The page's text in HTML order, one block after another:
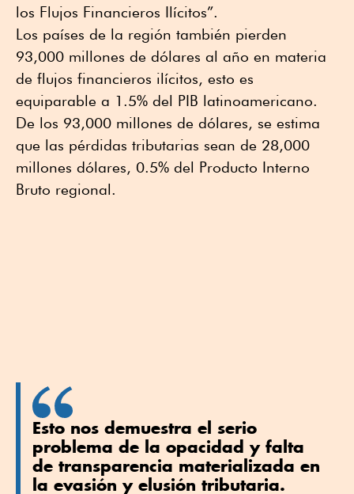
los Flujos Financieros Ilícitos”.
Los países de la región también pierden
93,000 millones de dólares al año en materia
de flujos financieros ilícitos, esto es
equiparable a 1.5% del PIB latinoamericano.
De los 93,000 millones de dólares, se estima
que las pérdidas tributarias sean de 28,000
millones dólares, 0.5% del Producto Interno
Bruto regional.
Esto nos demuestra el serio
problema de la opacidad y falta
de transparencia materializada en
la evasión y elusión tributaria.